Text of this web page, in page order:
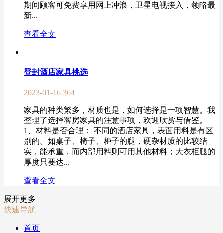
期间顾客可免费享用网上冲浪，卫星电视接入，领略最
新...
查看全文
登封酒店家具挑选
2023-01-16 364
家具的种类繁多，材质也是，如何选择是一项智慧。我
整理了选择客房家具的注意事项，欢迎欣赏与借鉴。
1、材料是否合理： 不同的酒店家具，表面用料是有区
别的。如桌子、椅子、柜子的腿，硬杂材质的比较结
实，能承重，而内部用料则可用其他材料；大衣柜腿的
厚度只要达...
查看全文
展开更多
快速导航
首页